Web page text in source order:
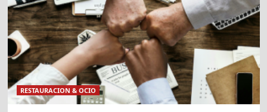
RESTAURACION & OCIO